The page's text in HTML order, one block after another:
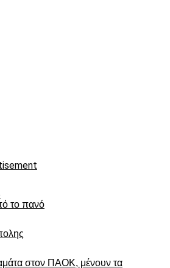
το πανό
στον ΠΑΟΚ, μένουν τα